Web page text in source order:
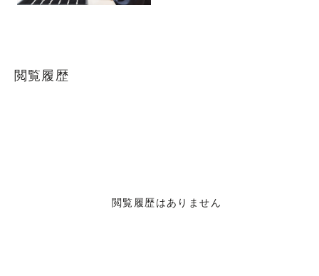
閲覧履歴
閲覧履歴はありません